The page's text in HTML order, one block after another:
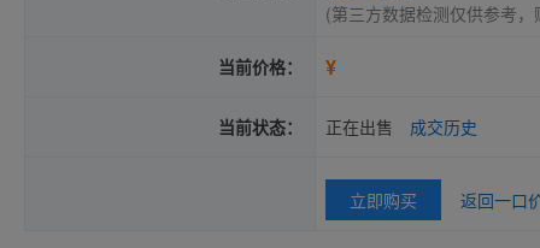
(第三方数据检测仅供参考
当前价格： ¥
当前状态： 正在出售 成交历史
立即购买 返回一口